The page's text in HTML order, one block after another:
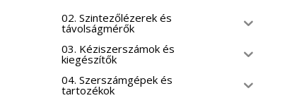
02. Szintezőlézerek és
távolságmérők
03. Kéziszerszámok és
kiegészítők
04. Szerszámgépek és
tartozékok